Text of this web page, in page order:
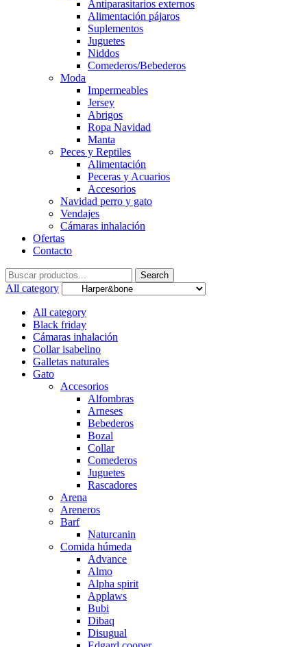
Antiparasitarios externos
Alimentación pájaros
Suplementos
Juguetes
Niddos
Comederos/Bebederos
Moda
Impermeables
Jersey
Abrigos
Ropa Navidad
Manta
Peces y Reptiles
Alimentación
Peceras y Acuarios
Accesorios
Navidad perro y gato
Vendajes
Cámaras inhalación
Ofertas
Contacto
Search
for:
Search
All category
All category
Black friday
Cámaras inhalación
Collar isabelino
Galletas naturales
Gato
Accesorios
Alfombras
Arneses
Bebederos
Bozal
Collar
Comederos
Juguetes
Rascadores
Arena
Areneros
Barf
Naturcanin
Comida húmeda
Advance
Almo
Alpha spirit
Applaws
Bubi
Dibaq
Disugual